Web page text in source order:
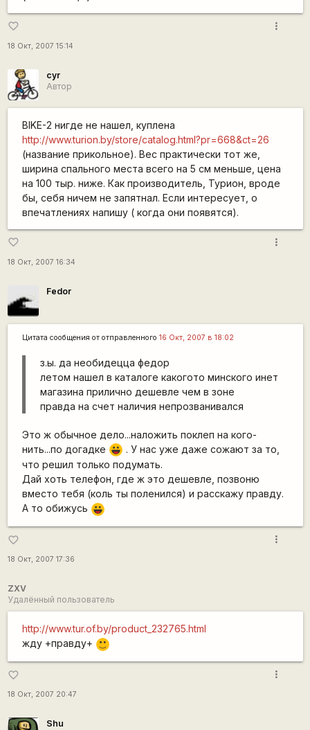
favorite_border
18 Окт, 2007 15:14
more_vert
cyr
Автор
BIKE-2 нигде не нашел, куплена
http://www.turion.by/store/catalog.html?pr=668&ct=26
(название прикольное). Вес практически тот же,
ширина спального места всего на 5 см меньше, цена
на 100 тыр. ниже. Как производитель, Турион, вроде
бы, себя ничем не запятнал. Если интересует, о
впечатлениях напишу ( когда они появятся).
favorite_border
18 Окт, 2007 16:34
more_vert
Fedor
Цитата сообщения от отправленного 16 Окт, 2007 в 18:02
з.ы. да необидецца федор
летом нашел в каталоге какогото минского инет
магазина прилично дешевле чем в зоне
правда на счет наличия непрозванивался
Это ж обычное дело...наложить поклеп на кого-
нить...по догадке |-)) . У нас уже даже сожают за то,
что решил только подумать.
Дай хоть телефон, где ж это дешевле, позвоню
вместо тебя (коль ты поленился) и расскажу правду.
А то обижусь |-))
favorite_border
18 Окт, 2007 17:36
more_vert
ZXV
Удалённый пользователь
http://www.tur.of.by/product_232765.html
жду +правду+
:)
favorite_border
18 Окт, 2007 20:47
more_vert
Shu